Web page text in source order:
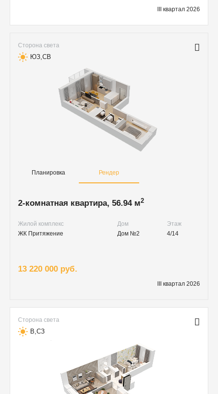
III квартал 2026
Сторона света
ЮЗ,СВ
Планировка Рендер
2-комнатная квартира, 56.94 м2
Жилой комплекс Дом
Этаж
ЖК Притяжение
Дом №2 4/14
13 220 000 руб.
III квартал 2026
Сторона света
В,СЗ